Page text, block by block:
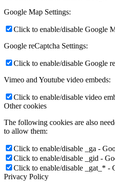
Google Map Settings:
Click to enable/disable Google
Google reCaptcha Settings:
Click to enable/disable Google
Vimeo and Youtube video embeds:
Click to enable/disable video
Other cookies
The following cookies are also
to allow them:
Click to enable/disable _ga -
Click to enable/disable _gid -
Click to enable/disable _gat_* -
Privacy Policy